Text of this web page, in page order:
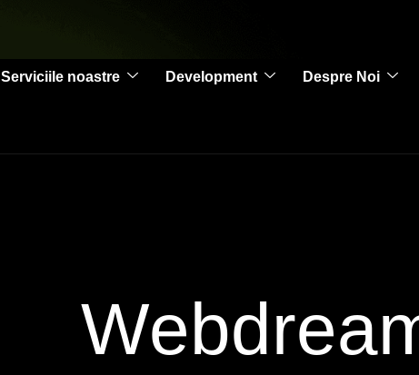
Serviciile noastre Development Despre Noi